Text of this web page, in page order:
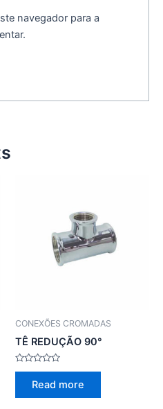
navegador para a
CONEXÕES CROMADAS
TÊ REDUÇÃO 90°
Rated
Read more